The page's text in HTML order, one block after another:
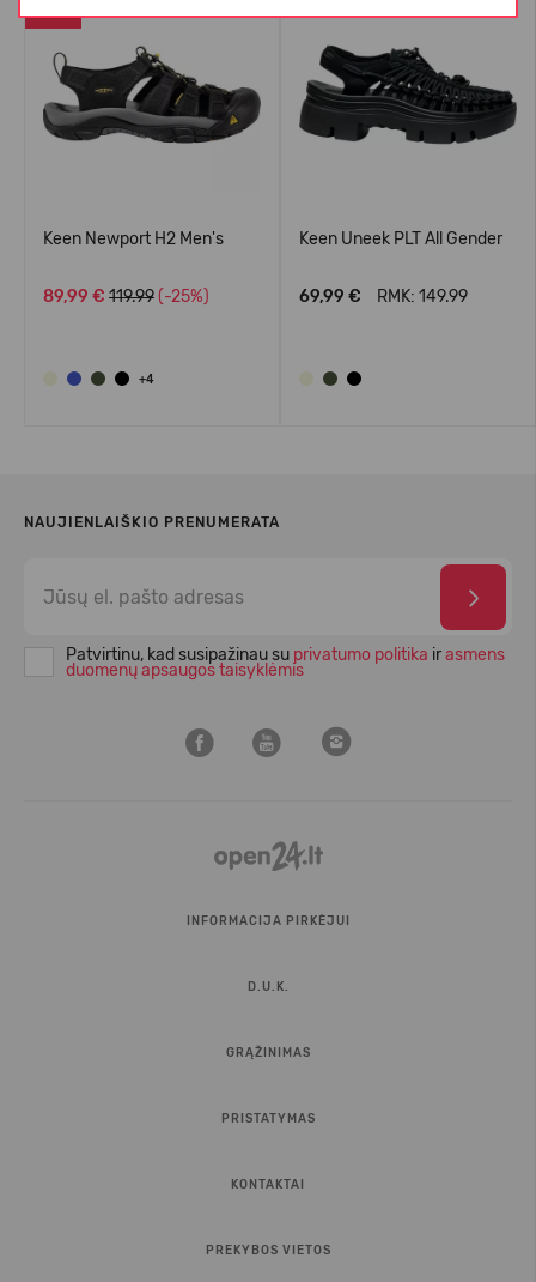
-25%
Keen Newport H2 Men's
89,99 € 119.99 (-25%)
+4
Keen Uneek PLT All Gender
69,99 € RMK: 149.99
NAUJIENLAIŠKIO PRENUMERATA
Patvirtinu, kad susipažinau su privatumo politika irasmens
duomenų apsaugos taisyklėmis
INFORMACIJA PIRKĖJUI
D.U.K.
GRĄŽINIMAS
PRISTATYMAS
KONTAKTAI
PREKYBOS VIETOS